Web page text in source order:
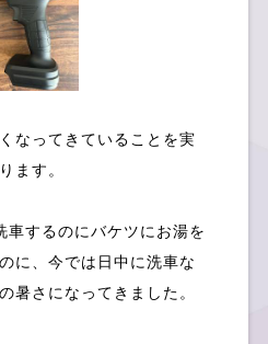
ブログ
なってきていることを実
ます。
車するのにバケツにお湯を
に、今では日中に洗車な
暑さになってきました。